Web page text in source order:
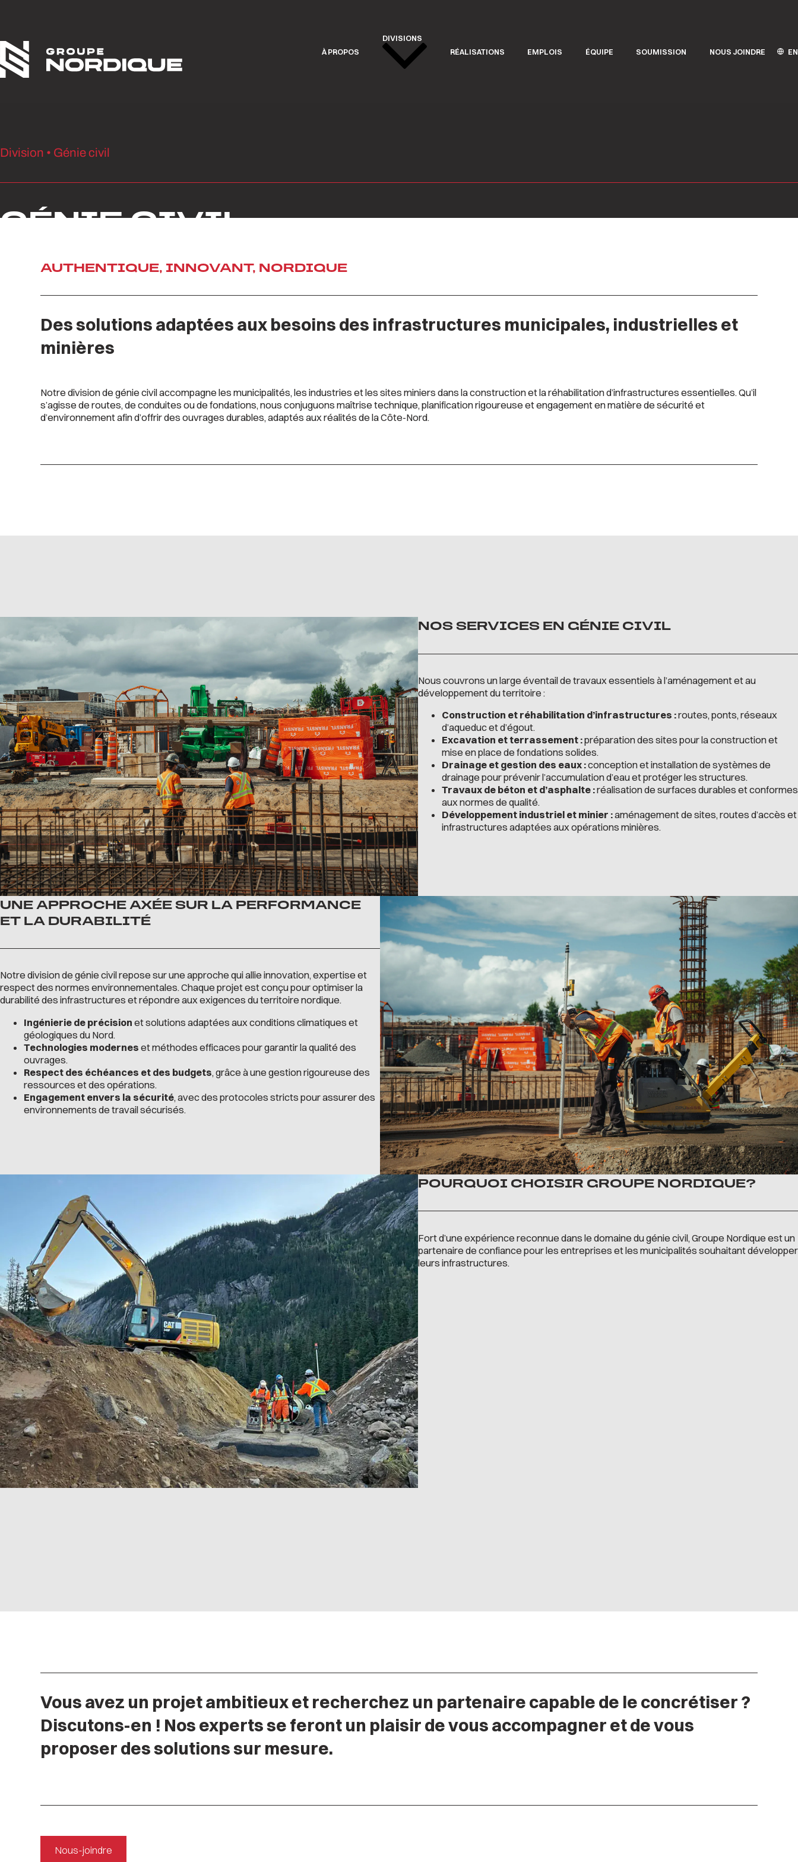
À PROPOS
DIVISIONS
RÉALISATIONS
EMPLOIS ÉQUIPE SOUMISSION NOUS JOINDRE EN
Division • Génie civil
GÉNIE CIVIL
AUTHENTIQUE, INNOVANT, NORDIQUE
Des solutions adaptées aux besoins des infrastructures municipales, industrielles et
minières
Notre division de génie civil accompagne les municipalités, les industries et les sites miniers dans la construction et la réhabilitation d’infrastructures essentielles. Qu’il
s’agisse de routes, de conduites ou de fondations, nous conjuguons maîtrise technique, planification rigoureuse et engagement en matière de sécurité et
d’environnement afin d’offrir des ouvrages durables, adaptés aux réalités de la Côte-Nord.
NOS SERVICES EN GÉNIE CIVIL
Nous couvrons un large éventail de travaux essentiels à l’aménagement et au
développement du territoire :
Construction et réhabilitation d’infrastructures :routes, ponts, réseaux
d’aqueduc et d’égout.
Excavation et terrassement :préparation des sites pour la construction et
mise en place de fondations solides.
Drainage et gestion des eaux :conception et installation de systèmes de
drainage pour prévenir l’accumulation d’eau et protéger les structures.
Travaux de béton et d’asphalte :réalisation de surfaces durables et conformes
aux normes de qualité.
Développement industriel et minier :aménagement de sites, routes d’accès et
infrastructures adaptées aux opérations minières.
UNE APPROCHE AXÉE SUR LA PERFORMANCE
ET LA DURABILITÉ
Notre division de génie civil repose sur une approche qui allie innovation, expertise et
respect des normes environnementales. Chaque projet est conçu pour optimiser la
durabilité des infrastructures et répondre aux exigences du territoire nordique.
Ingénierie de précision et solutions adaptées aux conditions climatiques et
géologiques du Nord.
Technologies modernes et méthodes efficaces pour garantir la qualité des
ouvrages.
Respect des échéances et des budgets, grâce à une gestion rigoureuse des
ressources et des opérations.
Engagement envers la sécurité, avec des protocoles stricts pour assurer des
environnements de travail sécurisés.
POURQUOI CHOISIR GROUPE NORDIQUE?
Fort d’une expérience reconnue dans le domaine du génie civil, Groupe Nordique est un
partenaire de confiance pour les entreprises et les municipalités souhaitant développer
leurs infrastructures.
Vous avez un projet ambitieux et recherchez un partenaire capable de le concrétiser ?
Discutons-en ! Nos experts se feront un plaisir de vous accompagner et de vous
proposer des solutions sur mesure.
Nous-joindre